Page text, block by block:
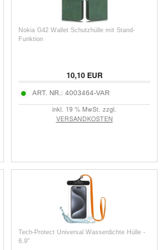
Nokia G42 Wallet Schutzhülle mit Stand-
Funktion
10,10EUR
ART. NR.: 4003464-VAR
inkl. 19 % MwSt. zzgl.
VERSANDKOSTEN
Tech-Protect Universal Wasserdichte Hülle -
6.9"